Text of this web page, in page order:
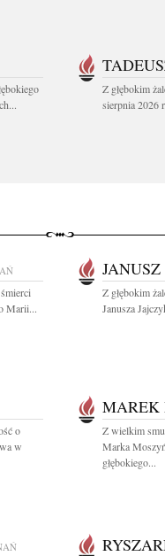
Z głębokim
sierpnia 2026
Marii...
Z głębokim
Janusza
o
w
MAREK
Z wielkim
Marka
głębokiego...